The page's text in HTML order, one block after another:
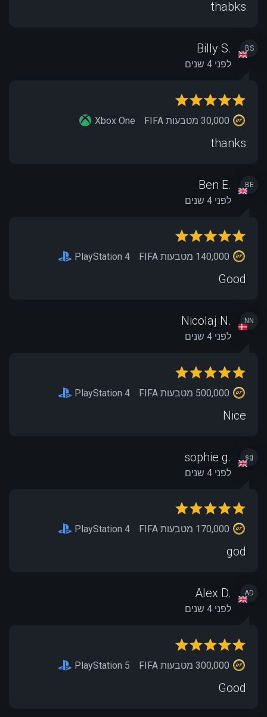
thabks
BS
Billy S.
לפני 4 שנים
Xbox One
thanks
BE
Ben E.
לפני 4 שנים
PlayStation 4
Good
NN
Nicolaj N.
לפני 4 שנים
PlayStation 4
Nice
sg
sophie g.
לפני 4 שנים
PlayStation 4
god
AD
Alex D.
לפני 4 שנים
PlayStation 5
Good